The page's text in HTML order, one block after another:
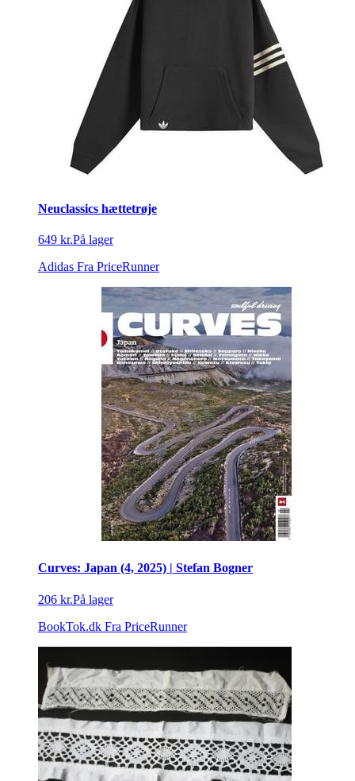
Neuclassics hættetrøje
649 kr.På lager
Adidas Fra PriceRunner
Curves: Japan (4, 2025) | Stefan Bogner
206 kr.På lager
BookTok.dk Fra PriceRunner